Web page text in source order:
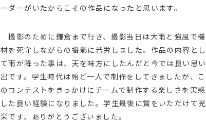
ーダーがいたからこその作品になったと思います。
撮影のために鎌倉まで行き、撮影当日は大雨と強風で機
材を死守しながらの撮影に苦労しました。作品の内容とし
て雨が降った事は、天を味方にしたんだと今では良い思い
出です。学生時代は殆ど一人で制作をしてきましたが、こ
のコンテストをきっかけにチームで制作する楽しさを実感
した良い経験になりました。学生最後に賞をいただけて光
栄です、ありがとうございました。